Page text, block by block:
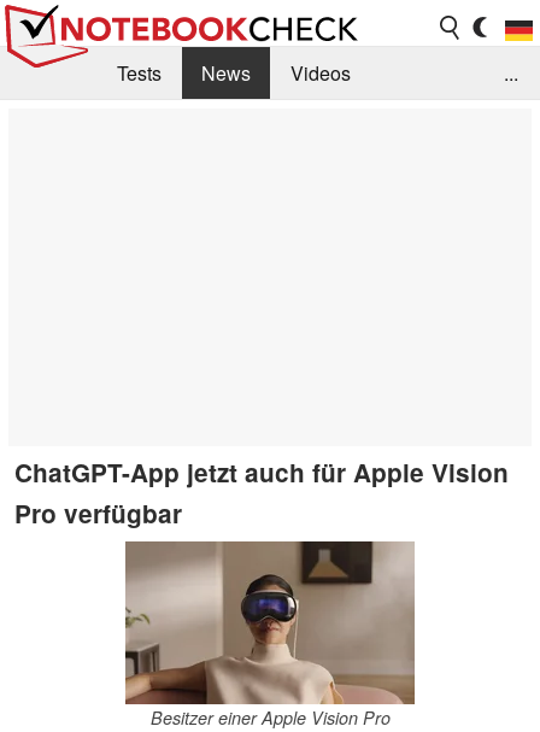
Tests News
Videos
...
ChatGPT-App jetzt auch für Apple Vision
Pro verfügbar
Besitzer einer Apple Vision Pro